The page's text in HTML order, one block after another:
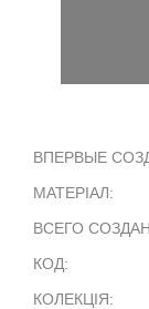
ВПЕРВЫЕ
МАТЕРІАЛ:
ВСЕГО
КОД:
КОЛЕКЦІЯ: